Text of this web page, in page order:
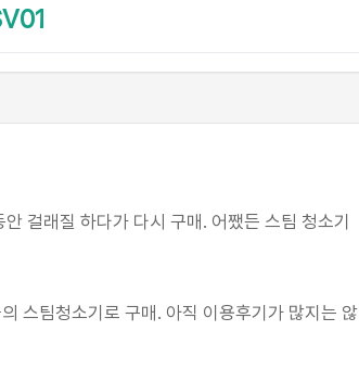
걸래질 하다가 다시 구매. 어쨌든 스팀 청소기
스팀청소기로 구매. 아직 이용후기가 많지는 않